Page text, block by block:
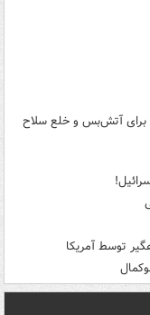
برای آتش‌بس و خلع سلاح
توسط آمریکا